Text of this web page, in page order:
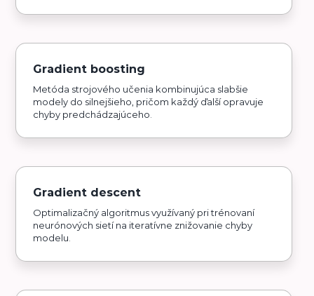
Gradient boosting
Metóda strojového učenia kombinujúca slabšie
modely do silnejšieho, pričom každý ďalší opravuje
chyby predchádzajúceho.
Gradient descent
Optimalizačný algoritmus využívaný pri trénovaní
neurónových sietí na iteratívne znižovanie chyby
modelu.